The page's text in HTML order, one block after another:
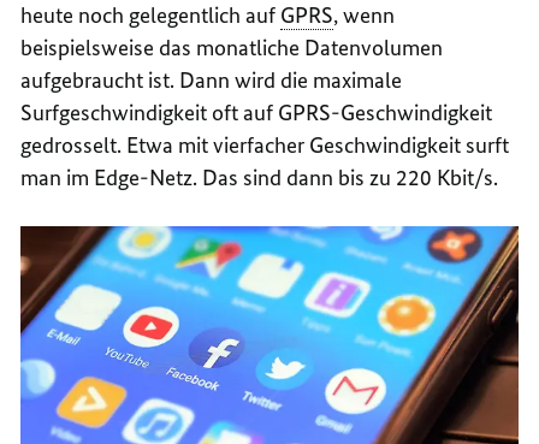
heute noch gelegentlich auf GPRS, wenn
beispielsweise das monatliche Datenvolumen
aufgebraucht ist. Dann wird die maximale
Surfgeschwindigkeit oft auf GPRS-Geschwindigkeit
gedrosselt. Etwa mit vierfacher Geschwindigkeit surft
man im Edge-Netz. Das sind dann bis zu 220 Kbit/s.